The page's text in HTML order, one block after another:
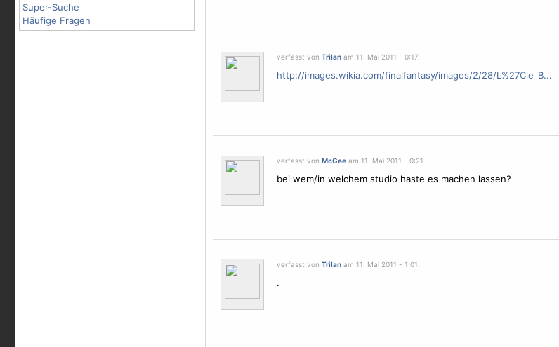
Super-Suche
Häufige Fragen
verfasst von Trilanam 11. Mai 2011 - 0:17.
http://images.wikia.com/finalfantasy/images/2/28/L%27Cie_B...
verfasst von McGeeam 11. Mai 2011 - 0:21.
bei wem/in welchem studio haste es machen lassen?
verfasst von Trilanam 11. Mai 2011 - 1:01.
.